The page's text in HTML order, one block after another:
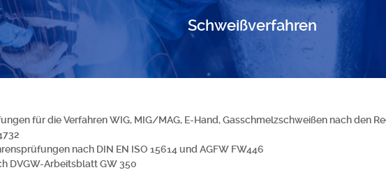
Schweißverfahren
für die Verfahren WIG, MIG/MAG, E-Hand, Gasschmelzschweißen nach den
nach DIN EN ISO 15614 und AGFW FW446
DVGW-Arbeitsblatt GW 350